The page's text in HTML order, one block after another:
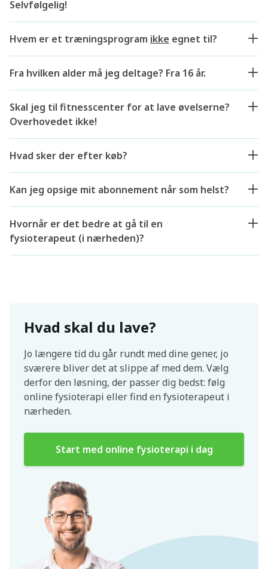
Selvfølgelig!
Hvem er et træningsprogram ikke egnet til?
Fra hvilken alder må jeg deltage? Fra 16 år.
Skal jeg til fitnesscenter for at lave øvelserne?
Overhovedet ikke!
Hvad sker der efter køb?
Kan jeg opsige mit abonnement når som helst?
Hvornår er det bedre at gå til en
fysioterapeut (i nærheden)?
Hvad skal du lave?
Jo længere tid du går rundt med dine gener, jo
sværere bliver det at slippe af med dem. Vælg
derfor den løsning, der passer dig bedst: følg
online fysioterapi eller find en fysioterapeut i
nærheden.
Start med online fysioterapi i dag